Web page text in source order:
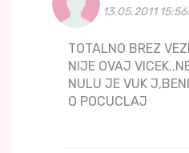
13.05.2011
TOTALNO BREZ
NIJE OVAJ
NULU JE VUK
O POCUCLAJ